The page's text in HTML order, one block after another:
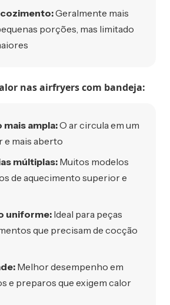
Geralmente mais
porções, mas limitado
nas airfryers com bandeja:
ampla:O ar circula em um
e mais aberto
múltiplas:Muitos modelos
de aquecimento superior e
uniforme:Ideal para peças
que precisam de cocção
Melhor desempenho em
e preparos que exigem calor